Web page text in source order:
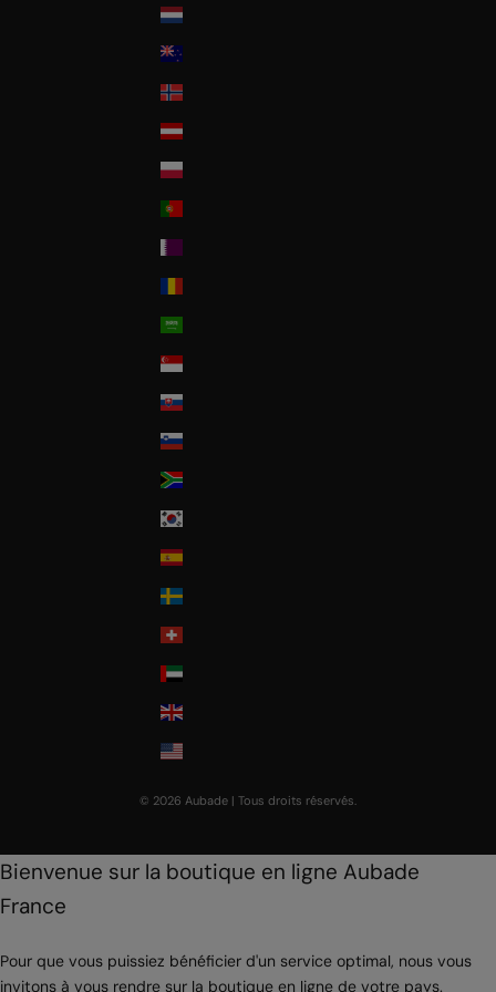
Nederland
Norway
Österreich
Poland
Singapore
Slovakia
Slovenia
South Africa
Spain
Sweden
United Arab Emirates
United Kingdom
USA
© 2026 Aubade | Tous droits réservés.
Bienvenue sur la boutique en ligne Aubade
France
Pour que vous puissiez bénéficier d'un service optimal, nous vous
invitons à vous rendre sur la boutique en ligne de votre pays.